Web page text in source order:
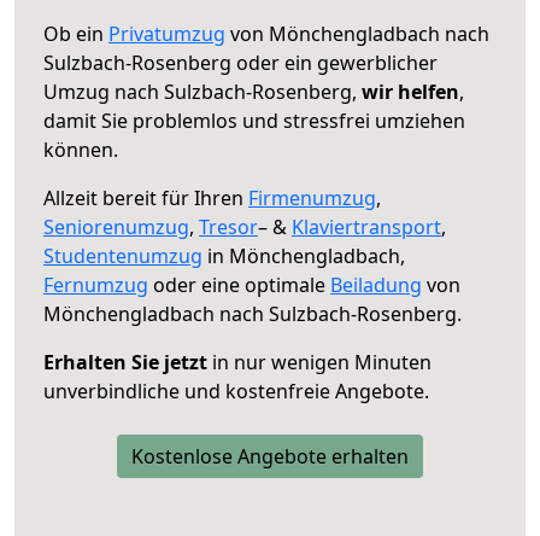
Ob ein Privatumzug von Mönchengladbach nach
Sulzbach-Rosenberg oder ein gewerblicher
Umzug nach Sulzbach-Rosenberg, wir helfen,
damit Sie problemlos und stressfrei umziehen
können.
Allzeit bereit für Ihren Firmenumzug,
Seniorenumzug, Tresor– & Klaviertransport,
Studentenumzug in Mönchengladbach,
Fernumzug oder eine optimale Beiladung von
Mönchengladbach nach Sulzbach-Rosenberg.
Erhalten Sie jetzt in nur wenigen Minuten
unverbindliche und kostenfreie Angebote.
Kostenlose Angebote erhalten